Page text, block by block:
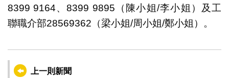
8399 9164、8399 9895（陳小姐/李小姐）及工
聯職介部28569362（梁小姐/周小姐/鄭小姐）。
上一則新聞